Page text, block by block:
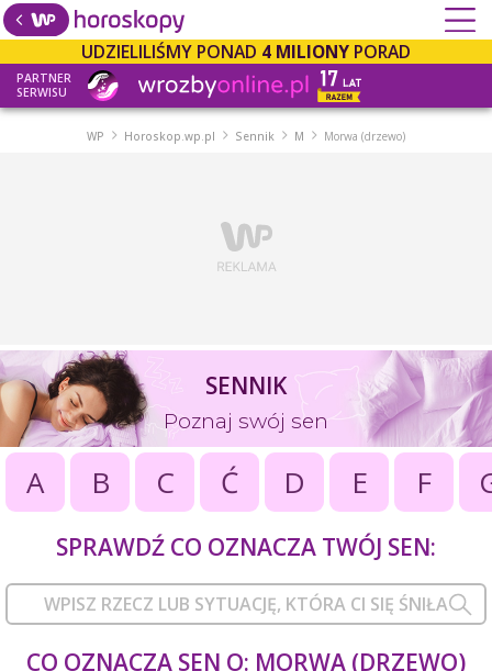
UDZIELILIŚMY PONAD 4 MILIONY PORAD
PARTNER
SERWISU
WP Horoskop.wp.pl Sennik M Morwa (drzewo)
SENNIK
Poznaj swój sen
A B C Ć D E F
SPRAWDŹ CO OZNACZA TWÓJ SEN:
CO OZNACZA SEN O: MORWA (DRZEWO)